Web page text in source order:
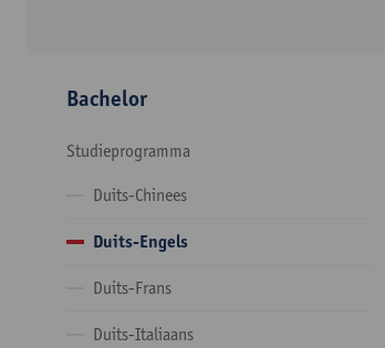
Bachelor
Studieprogramma
Duits-Chinees
Duits-Engels
Duits-Frans
Duits-Italiaans